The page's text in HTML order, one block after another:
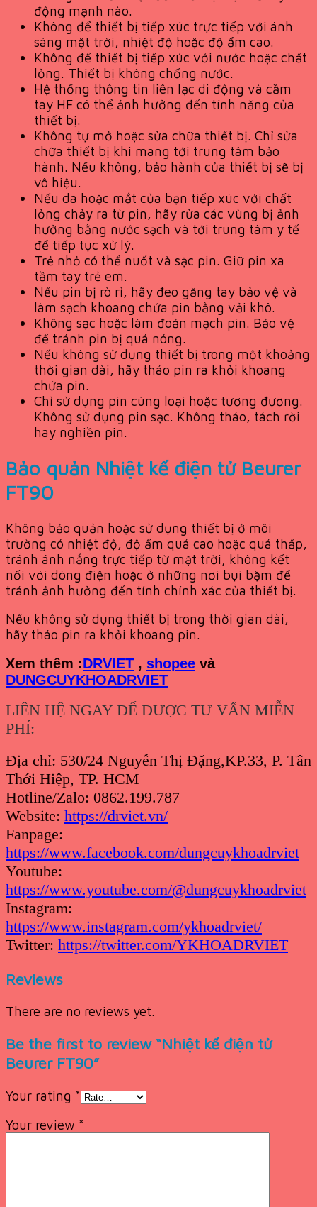
động mạnh nào.
Không để thiết bị tiếp xúc trực tiếp với ánh
sáng mặt trời, nhiệt độ hoặc độ ẩm cao.
Không để thiết bị tiếp xúc với nước hoặc chất
lỏng. Thiết bị không chống nước.
Hệ thống thông tin liên lạc di động và cầm
tay HF có thể ảnh hưởng đến tính năng của
thiết bị.
Không tự mở hoặc sửa chữa thiết bị. Chỉ sửa
chữa thiết bị khi mang tới trung tâm bảo
hành. Nếu không, bảo hành của thiết bị sẽ bị
vô hiệu.
Nếu da hoặc mắt của bạn tiếp xúc với chất
lỏng chảy ra từ pin, hãy rửa các vùng bị ảnh
hưởng bằng nước sạch và tới trung tâm y tế
để tiếp tục xử lý.
Trẻ nhỏ có thể nuốt và sặc pin. Giữ pin xa
tầm tay trẻ em.
Nếu pin bị rò rỉ, hãy đeo găng tay bảo vệ và
làm sạch khoang chứa pin bằng vải khô.
Không sạc hoặc làm đoản mạch pin. Bảo vệ
để tránh pin bị quá nóng.
Nếu không sử dụng thiết bị trong một khoảng
thời gian dài, hãy tháo pin ra khỏi khoang
chứa pin.
Chỉ sử dụng pin cùng loại hoặc tương đương.
Không sử dụng pin sạc. Không tháo, tách rời
hay nghiền pin.
Bảo quản Nhiệt kế điện tử Beurer
FT90
Không bảo quản hoặc sử dụng thiết bị ở môi
trường có nhiệt độ, độ ẩm quá cao hoặc quá thấp,
tránh ánh nắng trực tiếp từ mặt trời, không kết
nối với dòng điện hoặc ở những nơi bụi bặm để
tránh ảnh hưởng đến tính chính xác của thiết bị.
Nếu không sử dụng thiết bị trong thời gian dài,
hãy tháo pin ra khỏi khoang pin.
Xem thêm :DRVIET , shopee và
DUNGCUYKHOADRVIET
LIÊN HỆ NGAY ĐỂ ĐƯỢC TƯ VẤN MIỄN
PHÍ:
Địa chỉ: 530/24 Nguyễn Thị Đặng,KP.33, P. Tân
Thới Hiệp, TP. HCM
Hotline/Zalo: 0862.199.787
Website: https://drviet.vn/
Fanpage:
https://www.facebook.com/dungcuykhoadrviet
Youtube:
https://www.youtube.com/@dungcuykhoadrviet
Instagram:
https://www.instagram.com/ykhoadrviet/
Twitter: https://twitter.com/YKHOADRVIET
Reviews
There are no reviews yet.
Be the first to review “Nhiệt kế điện tử
Beurer FT90”
Your rating *
Your review *